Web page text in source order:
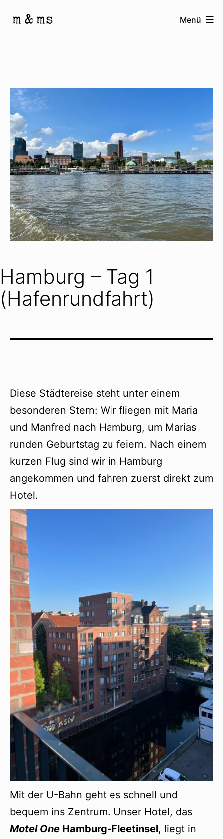
Inhalt
&
Ms
Menü
Hamburg – Tag 1
(Hafenrundfahrt)
Diese Städtereise steht unter einem
besonderen Stern: Wir fliegen mit Maria
und Manfred nach Hamburg, um Marias
runden Geburtstag zu feiern. Nach einem
kurzen Flug sind wir in Hamburg
angekommen und fahren zuerst direkt zum
Hotel.
Mit der U-Bahn geht es schnell und
bequem ins Zentrum. Unser Hotel, das
Motel One Hamburg-Fleetinsel, liegt in